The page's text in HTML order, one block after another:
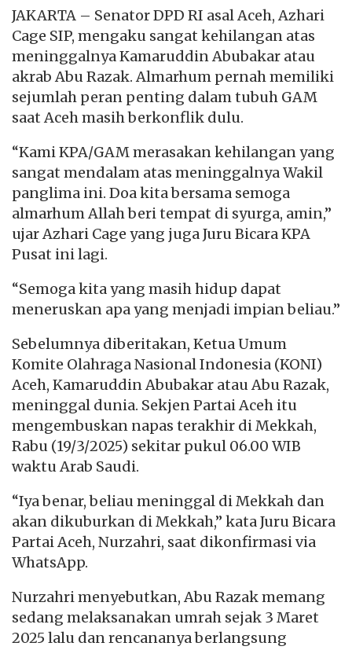
JAKARTA – Senator DPD RI asal Aceh, Azhari
Cage SIP, mengaku sangat kehilangan atas
meninggalnya Kamaruddin Abubakar atau
akrab Abu Razak. Almarhum pernah memiliki
sejumlah peran penting dalam tubuh GAM
saat Aceh masih berkonflik dulu.
“Kami KPA/GAM merasakan kehilangan yang
sangat mendalam atas meninggalnya Wakil
panglima ini. Doa kita bersama semoga
almarhum Allah beri tempat di syurga, amin,”
ujar Azhari Cage yang juga Juru Bicara KPA
Pusat ini lagi.
“Semoga kita yang masih hidup dapat
meneruskan apa yang menjadi impian beliau.”
Sebelumnya diberitakan, Ketua Umum
Komite Olahraga Nasional Indonesia (KONI)
Aceh, Kamaruddin Abubakar atau Abu Razak,
meninggal dunia. Sekjen Partai Aceh itu
mengembuskan napas terakhir di Mekkah,
Rabu (19/3/2025) sekitar pukul 06.00 WIB
waktu Arab Saudi.
“Iya benar, beliau meninggal di Mekkah dan
akan dikuburkan di Mekkah,” kata Juru Bicara
Partai Aceh, Nurzahri, saat dikonfirmasi via
WhatsApp.
Nurzahri menyebutkan, Abu Razak memang
sedang melaksanakan umrah sejak 3 Maret
2025 lalu dan rencananya berlangsung